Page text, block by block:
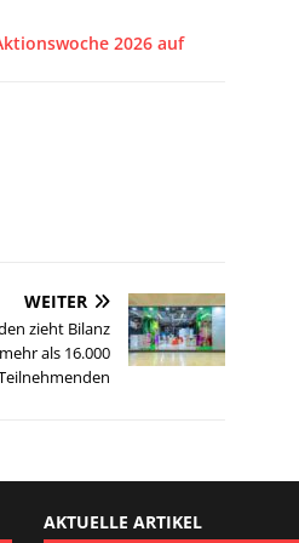
2026 auf
WEITER
zieht Bilanz
als 16.000
AKTUELLE ARTIKEL